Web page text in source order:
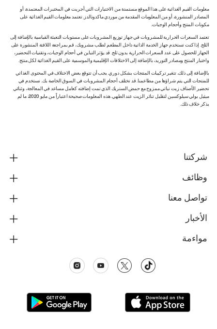
معلومات القيم الغذائية على هذا الموقع مستمدة من الاختبارات التي أجريت في المختبرات المعتمدة، أو
المصادر المنشورة، أو من المعلومات المقدمة من موردي ماكدونالدز. تعتمد معلومات القيم الغذائية على
مكونات المنتج وأحجام الوجبات.
تعتمد السعرات الحرارية للمشروبات في جهاز توزيع المشروبات على مستويات التعبئة القياسية بالإضافة إلى
الثلج. إذا كنت تستخدم جهاز الخدمة الذاتية داخل المطعم لطلب مشروبك، قم بمراجعة اللافتة المنشورة على
الجهاز للحصول على عدد السعرات الحرارية بدون ثلج. قد يؤثر التباين في أحجام الوجبات، وتقنيات التحضير،
واختبار المنتج ومصادر التوريد، بالإضافة إلى الاختلافات الإقليمية والموسمية على القيم الغذائية لكل منتج.
بالإضافة إلى ذلك، تتغير تركيبات المنتجات بشكل دوري. يجب أن تتوقع بعض الاختلاف في المحتوى الغذائي
للمنتجات التي يتم شراؤها من مطاعمنا. قد تختلف أحجام المشروبات في السوق الخاصة بك. نستخدم في
تحضير الأصناف زيت نباتي ممزوج مع حمض الستريك الذي تمت إضافته كعامل مساعد في المعالجة، وثنائي
ميثيل بولي سيلوكسين لتقليل تناثر الزيت عند الطهي. هذه المعلومات صحيحة اعتباراً من مايو 2020، ما لم
يذكر خلاف ذلك.
شركتنا
وظائف
تواصل معنا
الأخبار
مواءمة